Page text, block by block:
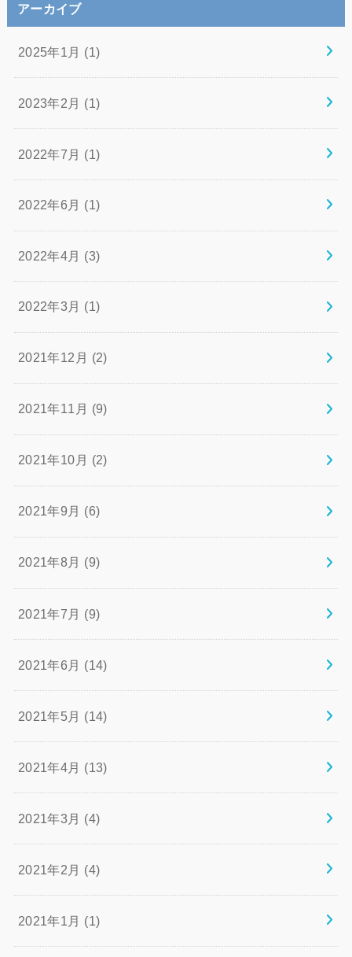
アーカイブ
2025年1月 (1)
2023年2月 (1)
2022年7月 (1)
2022年6月 (1)
2022年4月 (3)
2022年3月 (1)
2021年12月 (2)
2021年11月 (9)
2021年10月 (2)
2021年9月 (6)
2021年8月 (9)
2021年7月 (9)
2021年6月 (14)
2021年5月 (14)
2021年4月 (13)
2021年3月 (4)
2021年2月 (4)
2021年1月 (1)